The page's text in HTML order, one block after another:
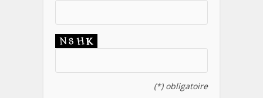
(*) obligatoire